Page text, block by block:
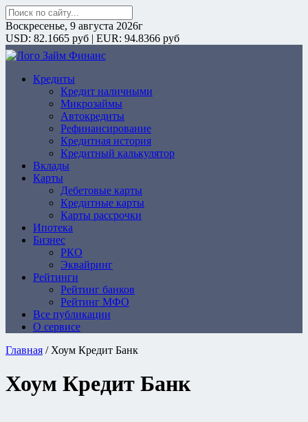
Поиск:
Воскресенье, 9 августа 2026г
USD: 82.1665 руб | EUR: 94.8366 руб
ZaymFinans
Кредиты
Кредит наличными
Микрозаймы
Автокредиты
Рефинансирование
Кредитная история
Кредитный калькулятор
Вклады
Карты
Дебетовые карты
Кредитные карты
Карты рассрочки
Ипотека
Бизнес
РКО
Эквайринг
Рейтинги
Рейтинг банков
Рейтинг МФО
Все публикации
О сервисе
Главная / Хоум Кредит Банк
Хоум Кредит Банк